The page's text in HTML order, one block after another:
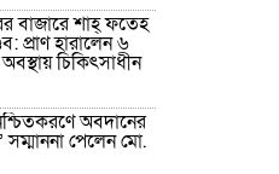
বাজারে শাহ্ ফতেহ
প্রাণ হারালেন ৬
চিকিৎসাধীন
অবদানের
সম্মাননা পেলেন মো.